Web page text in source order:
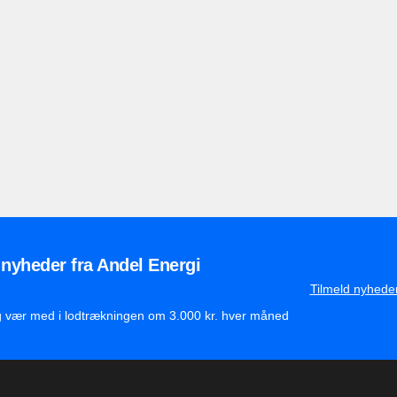
fra Andel Energi
vær med i lodtrækningen om 3.000 kr. hver måned
Tilmeld